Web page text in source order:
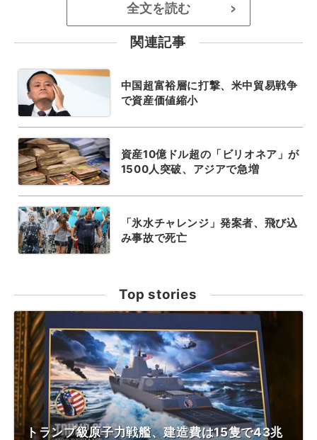
全文を読む >
関連記事
中国超富裕層に打撃、米中貿易戦争
で資産価値縮小
資産10億ドル超の「ビリオネア」が
1500人突破、アジアで急増
「氷水チャレンジ」発案者、飛び込
み事故で死亡
Top stories
トランプ級原子力戦艦、建造費は15隻で43兆